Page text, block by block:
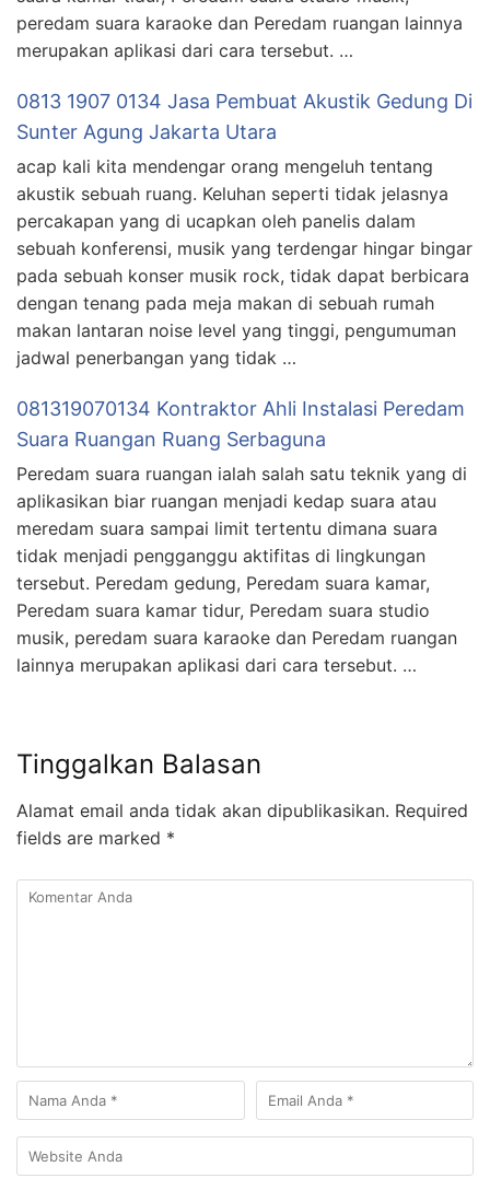
peredam suara karaoke dan Peredam ruangan lainnya
merupakan aplikasi dari cara tersebut. …
0813 1907 0134 Jasa Pembuat Akustik Gedung Di
Sunter Agung Jakarta Utara
acap kali kita mendengar orang mengeluh tentang
akustik sebuah ruang. Keluhan seperti tidak jelasnya
percakapan yang di ucapkan oleh panelis dalam
sebuah konferensi, musik yang terdengar hingar bingar
pada sebuah konser musik rock, tidak dapat berbicara
dengan tenang pada meja makan di sebuah rumah
makan lantaran noise level yang tinggi, pengumuman
jadwal penerbangan yang tidak …
081319070134 Kontraktor Ahli Instalasi Peredam
Suara Ruangan Ruang Serbaguna
Peredam suara ruangan ialah salah satu teknik yang di
aplikasikan biar ruangan menjadi kedap suara atau
meredam suara sampai limit tertentu dimana suara
tidak menjadi pengganggu aktifitas di lingkungan
tersebut. Peredam gedung, Peredam suara kamar,
Peredam suara kamar tidur, Peredam suara studio
musik, peredam suara karaoke dan Peredam ruangan
lainnya merupakan aplikasi dari cara tersebut. …
Tinggalkan Balasan
Alamat email anda tidak akan dipublikasikan. Required
fields are marked *